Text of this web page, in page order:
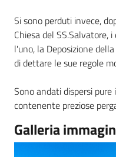
Si sono perduti invece,
Chiesa del SS.Salvatore,
l'uno, la Deposizione
di dettare le sue regole
Sono andati dispersi
contenente preziose
Galleria